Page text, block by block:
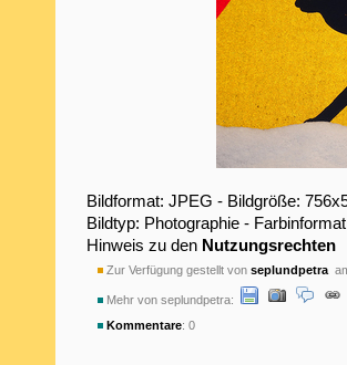
Bildformat: JPEG - Bildgröße:
Bildtyp: Photographie -
Hinweis zu den Nutzungsrechten
Zur Verfügung gestellt von seplundpetra
Mehr von seplundpetra:
Kommentare: 0